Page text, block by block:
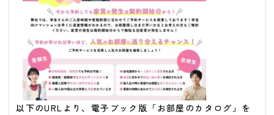
以下のURLより、電子ブック版「お部屋のカタログ」を